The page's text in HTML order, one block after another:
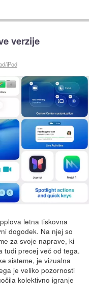
verzije
iPod
letna tiskovna
dogodek. Na njej so
za svoje naprave, ki
tudi precej več od tega.
sisteme, je vizualna
je veliko pozornosti
kolektivno igranje